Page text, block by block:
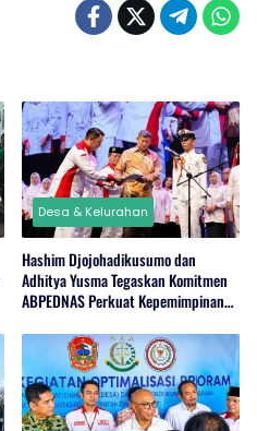
Desa & Kelurahan
Hashim Djojohadikusumo dan
Adhitya Yusma Tegaskan Komitmen
ABPEDNAS Perkuat Kepemimpinan